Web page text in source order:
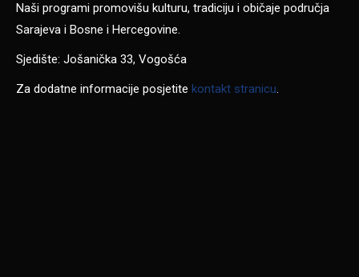
Naši programi promovišu kulturu, tradiciju i običaje područja
Sarajeva i Bosne i Hercegovine.
Sjedište: Jošanička 33, Vogošća
Za dodatne informacije posjetite kontakt stranicu.